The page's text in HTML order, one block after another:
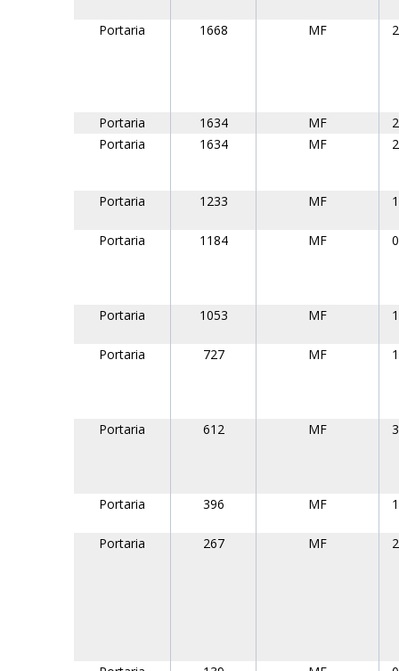
Portaria 1668 MF
Portaria 1634 MF
Portaria
1634 MF
Portaria 1233 MF
Portaria 1184 MF
Portaria 1053 MF
Portaria 727 MF
Portaria 612 MF
Portaria 396 MF
Portaria 267 MF